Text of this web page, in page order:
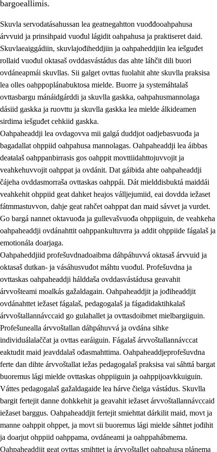
3.1 Fátmmasteaddji oahppanbiras
3.2 Oahpaheapmi ja heivehuvvon oahpahus
3.3 Ovttasbargu ruovttu ja skuvlla gaskka
3.4 Oahpahus oahppofitnodagas ja bargoeallimis
3.5 Profešuvdnasearvevuohta ja skuvlaovdáneapmi
bargoeallimis.
Skuvla servodatásahussan lea geatnegahtton vuođđooahpahusa
árvvuid ja prinsihpaid vuođul lágidit oahpahusa ja praktiseret daid.
Skuvlaeaiggádiin, skuvlajođiheddjiin ja oahpaheddjiin lea iešguđet
rollaid vuođul oktasaš ovddasvástádus das ahte láhčit dili buori
ovdáneapmái skuvllas. Sii galget ovttas fuolahit ahte skuvlla praksisa
lea olles oahppoplánabuktosa mielde. Buorre ja systemáhtalaš
ovttasbargu mánáidgárddi ja skuvlla gaskka, oahpahusmannolaga
dásiid gaskka ja ruovttu ja skuvlla gaskka lea mielde álkideamen
sirdima iešguđet cehkiid gaskka.
Oahpaheaddji lea ovdagovva mii galgá duddjot oadjebasvuođa ja
bagadallat ohppiid oahpahusa mannolagas. Oahpaheaddji lea áibbas
deaŧalaš oahppanbirrasis gos oahppit movttiidahttojuvvojit ja
veahkehuvvojit oahppat ja ovdánit. Dat gáibida ahte oahpaheaddji
čájeha ovddasmorraša ovttaskas oahppái. Dát mielddisbuktá maiddái
veahkehit ohppiid geat dahket heajos válljejumiid, eai dovdda iežaset
fátmmastuvvon, dahje geat rahčet oahppat dan maid sávvet ja vurdet.
Go bargá nannet oktavuođa ja gullevašvuođa ohppiiguin, de veahkeha
oahpaheaddji ovdánahttit oahppankultuvrra ja addit ohppiide fágalaš ja
emotionála doarjaga.
Oahpaheddjiid profešuvdnadoaibma dáhpáhuvvá oktasaš árvvuid ja
oktasaš dutkan- ja vásáhusvuđot máhtu vuođul. Profešuvdna ja
ovttaskas oahpaheaddji hálddaša ovddasvástádusa geavahit
árvvošteami moalkás gažaldagain. Oahpaheaddjit ja jođiheaddjit
ovdánahttet iežaset fágalaš, pedagogalaš ja fágadidaktihkalaš
árvvoštallannávccaid go gulahallet ja ovttasdoibmet mielbargiiguin.
Profešunealla árvvoštallan dáhpáhuvvá ja ovdána sihke
individuálalaččat ja ovttas earáiguin. Fágalaš árvvoštallannávccat
eaktudit maid jeavddalaš ođasmahttima. Oahpaheaddjeprofešuvdna
ferte dan dihte árvvoštallat iežas pedagogalaš praksisa vai sáhttá bargat
buoremus lági mielde ovttaskas ohppiiguin ja oahppijoavkkuiguin.
Váttes pedagogalaš gažaldagaide lea hárve čielga vástádus. Skuvlla
bargit fertejit danne dohkkehit ja geavahit iežaset árvvoštallannávccaid
iežaset barggus. Oahpaheaddjit fertejit smiehttat dárkilit maid, movt ja
manne oahppit ohppet, ja movt sii buoremus lági mielde sáhttet jođihit
ja doarjut ohppiid oahppama, ovdáneami ja oahppahábmema.
Oahpaheaddjit geat ovttas smihttet ja árvvoštallet oahpahusa plánema